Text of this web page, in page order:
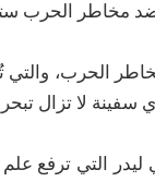
ضد مخاطر الحرب
الحرب، والتي
سفينة لا تزال